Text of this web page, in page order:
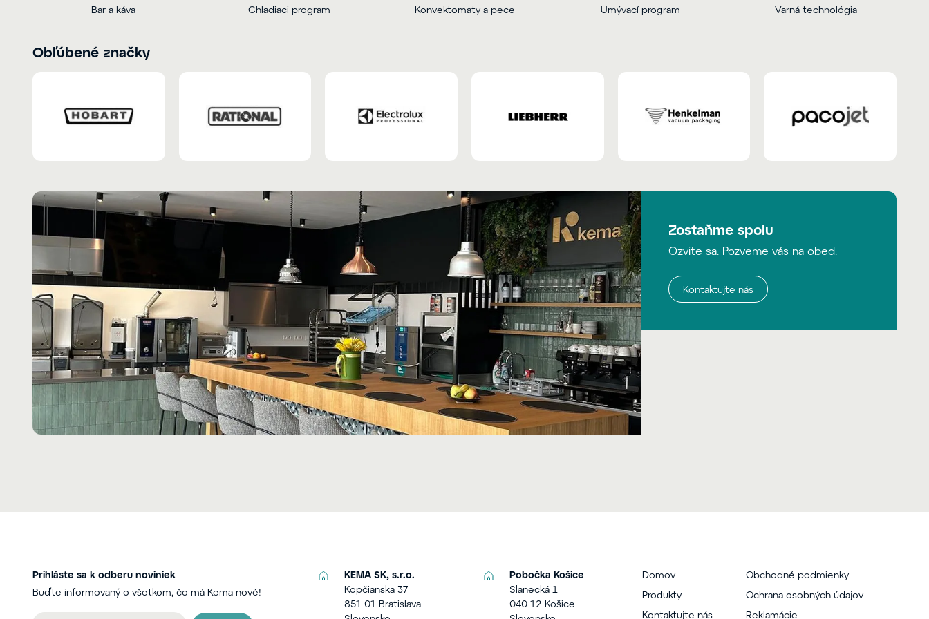
Bar a káva Chladiaci program Konvektomaty a pece Umývací program Varná technológia
Obľúbené značky
Zostaňme spolu
Ozvite sa. Pozveme vás na obed.
Kontaktujte nás
Prihláste sa k odberu noviniek
Buďte informovaný o všetkom, čo má Kema nové!
KEMA SK, s.r.o.
Kopčianska 37
851 01 Bratislava
Pobočka Košice
Slanecká 1
040 12 Košice
Domov
Produkty
Kontaktujte nás
Obchodné podmienky
Ochrana osobných údajov
Reklamácie